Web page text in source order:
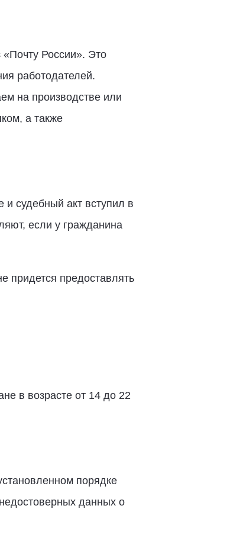
России». Это
работодателей.
на производстве или
а также
и судебный акт вступил в
если у гражданина
придется предоставлять
в возрасте от 14 до 22
порядке
данных о